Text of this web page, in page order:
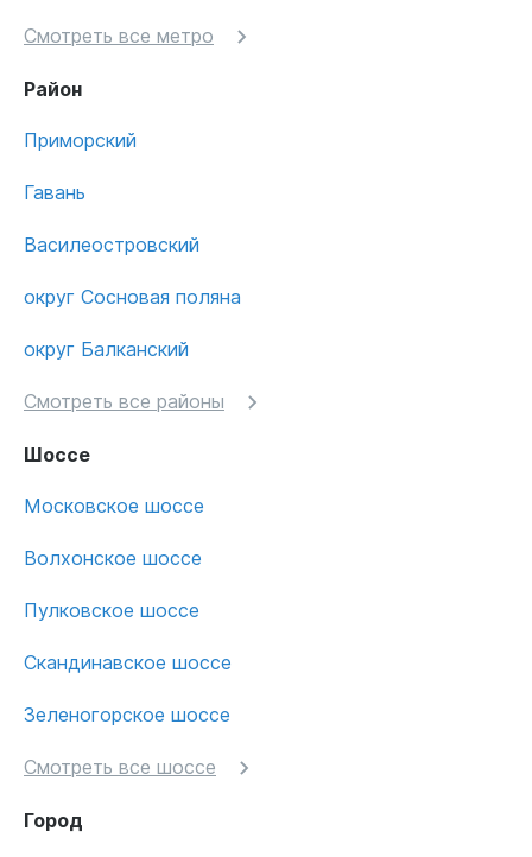
Смотреть все метро
Район
Приморский
Гавань
Василеостровский
округ Сосновая поляна
округ Балканский
Смотреть все районы
Шоссе
Московское шоссе
Волхонское шоссе
Пулковское шоссе
Скандинавское шоссе
Зеленогорское шоссе
Смотреть все шоссе
Город